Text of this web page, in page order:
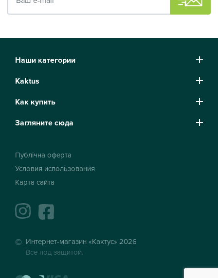
Наши категории
Kaktus
Как купить
Загляните сюда
Публічна оферта
Условия использования
Карта сайта
instagramfacebook
Интернет-магазин «Кактус» 2026
Все под защитой.